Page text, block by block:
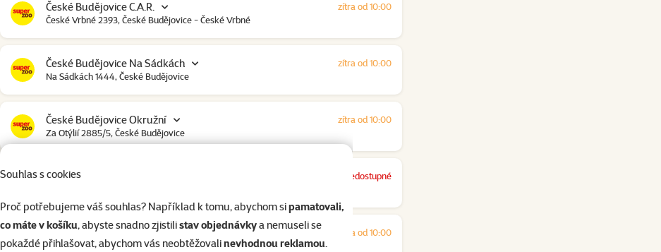
Souhlas s cookies
Proč potřebujeme váš souhlas? Například k tomu, abychom sipamatovali,
co máte v košíku, abyste snadno zjistilistav objednávkya nemuseli se
pokaždé přihlašovat, abychom vás neobtěžovalinevhodnou reklamou.
České Budějovice C.A.R.
České Vrbné 2393, České Budějovice - České Vrbné
zítra od 10:00
České Budějovice Na Sádkách
Na Sádkách 1444, České Budějovice
zítra od 10:00
České Budějovice Okružní
Za Otýlií 2885/5, České Budějovice
zítra od 10:00
České Budějovice Strakonická nedostupné
Český Krumlov
Urbinská 238, Český Krumlov
zítra od 10:00